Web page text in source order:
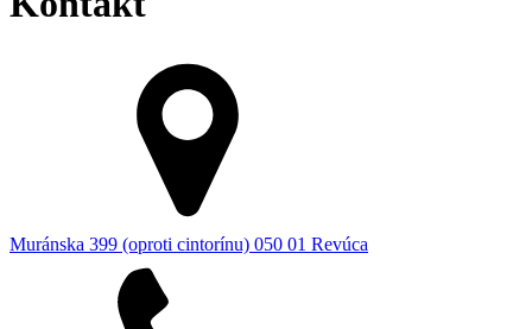
Muránska 399 (oproti cintorínu) 050 01 Revúca